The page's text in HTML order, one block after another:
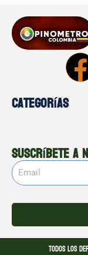
Categorías
Suscríbete a
Todos los